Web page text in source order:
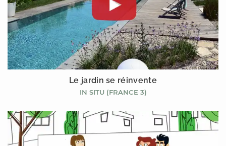
Le jardin se réinvente
IN SITU (FRANCE 3)